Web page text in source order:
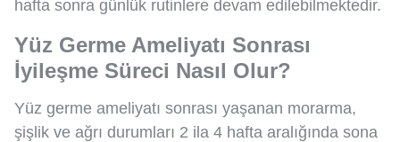
hafta sonra günlük rutinlere devam edilebilmektedir.
Yüz Germe Ameliyatı Sonrası
İyileşme Süreci Nasıl Olur?
Yüz germe ameliyatı sonrası yaşanan morarma,
şişlik ve ağrı durumları 2 ila 4 hafta aralığında sona